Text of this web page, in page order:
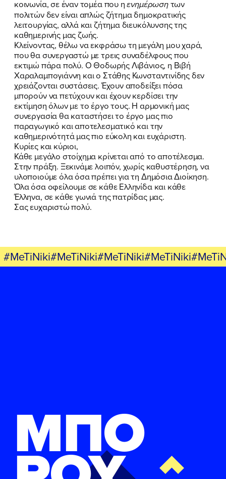
κοινωνία, σε έναν τομέα που ηενημέρωσητων
πολιτών δεν είναι απλώς ζήτημα δημοκρατικής
λειτουργίας, αλλά και ζήτημα διευκόλυνσης της
καθημερινής μας ζωής.
Κλείνοντας, θέλω να εκφράσω τη μεγάλη μου χαρά,
που θα συνεργαστώ με τρεις συναδέλφους που
εκτιμώ πάρα πολύ. Ο Θοδωρής Λιβάνιος, η Βιβή
Χαραλαμπογιάννη και ο Στάθης Κωνσταντινίδης δεν
χρειάζονται συστάσεις. Έχουν αποδείξει πόσα
μπορούν να πετύχουν και έχουν κερδίσει την
εκτίμηση όλων με το έργο τους. Η αρμονική μας
συνεργασία θα καταστήσει το έργο μας πιο
παραγωγικό και αποτελεσματικό και την
καθημερινότητά μας πιο εύκολη και ευχάριστη.
Κυρίες και κύριοι,
Κάθε μεγάλο στοίχημα κρίνεται από το αποτέλεσμα.
Στην πράξη. Ξεκινάμε λοιπόν, χωρίς καθυστέρηση, να
υλοποιούμε όλα όσα πρέπει για τη Δημόσια Διοίκηση.
Όλα όσα οφείλουμε σε κάθε Ελληνίδα και κάθε
Έλληνα, σε κάθε γωνιά της πατρίδας μας.
Σας ευχαριστώ πολύ.
ΜΠΟ